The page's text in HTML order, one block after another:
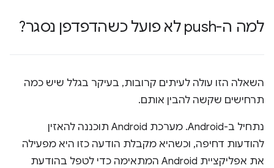
למה ה-push לא פועל כשהדפדפן נסגר?
השאלה הזו עולה לעיתים קרובות, בעיקר בגלל שיש כמה
תרחישים שקשה להבין אותם.
נתחיל ב-Android. מערכת Android תוכננה להאזין
להודעות דחיפה, וכשהיא מקבלת הודעה כזו היא מפעילה
את אפליקציית Android המתאימה כדי לטפל בהודעת